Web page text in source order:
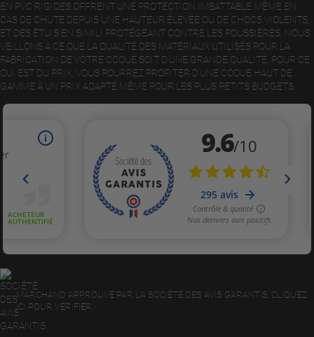
EN PVC RIGIDES OFFRENT UNE PROTECTION IMBATTABLE MÊME EN
CAS DE CHUTE DEPUIS UNE HAUTEUR ÉLEVÉE OU DE CHOCS VIOLENTS,
ET DES ÉTUIS EN SIMILI PROTÉGEANT CONTRE LES POUSSIÈRES. NOUS
VEILLONS À CE QUE LA QUALITÉ DES MATÉRIAUX UTILISÉS POUR LA
FABRICATION DE VOTRE COQUE SOIT D’UNE GRANDE QUALITÉ. POUR CE
QUI EST DU PRIX, VOUS POURREZ PROFITER D’UNE COQUE HAUT DE
GAMME À UN PRIX ADAPTÉ MÊME POUR LES PLUS PETITS BUDGETS.
MARCHAND APPROUVÉ PAR LA SOCIÉTÉ DES AVIS GARANTIS, CLIQUEZ
ICI POUR VÉRIFIER .